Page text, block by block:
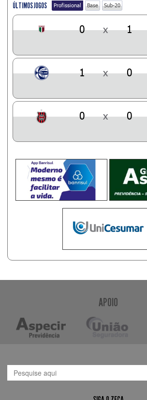
ÚLTIMOS JOGOS Profissional Base Sub-20
0 x 1
1 x 0
0 x 0
APOIO